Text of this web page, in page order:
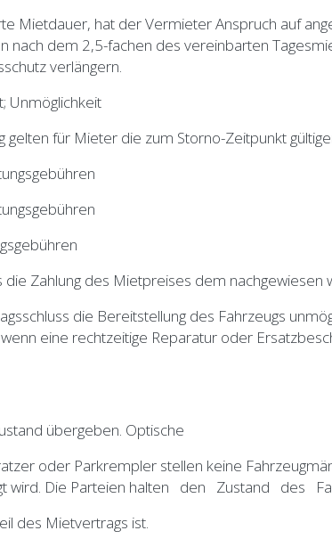
der Vermieter Anspruch auf
nach dem 2,5-fachen des vereinbarten
verlängern.
Unmöglichkeit
die zum Storno-Zeitpunkt gültigen
Zahlung des Mietpreises dem nachgewiesen
des Fahrzeugs unmöglich,
eine rechtzeitige Reparatur oder
übergeben. Optische
oder Parkrempler stellen keine
wird. Die Parteien halten den Zustand
des Mietvertrags ist.